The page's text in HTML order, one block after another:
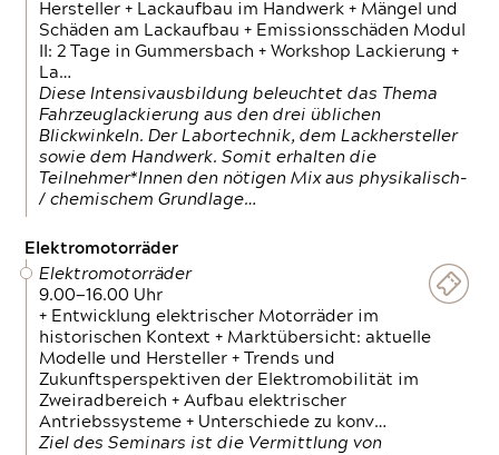
Hersteller + Lackaufbau im Handwerk + Mängel und
Schäden am Lackaufbau + Emissionsschäden Modul
II: 2 Tage in Gummersbach + Workshop Lackierung +
La…
Diese Intensivausbildung beleuchtet das Thema
Fahrzeuglackierung aus den drei üblichen
Blickwinkeln. Der Labortechnik, dem Lackhersteller
sowie dem Handwerk. Somit erhalten die
Teilnehmer*Innen den nötigen Mix aus physikalisch-
/ chemischem Grundlage…
Elektromotorräder
Elektromotorräder
9.00—16.00 Uhr
+ Entwicklung elektrischer Motorräder im
historischen Kontext + Marktübersicht: aktuelle
Modelle und Hersteller + Trends und
Zukunftsperspektiven der Elektromobilität im
Zweiradbereich + Aufbau elektrischer
Antriebssysteme + Unterschiede zu konv…
Ziel des Seminars ist die Vermittlung von